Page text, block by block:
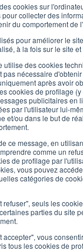
cookies sur
collecter des
du comportement de
pour améliorer le
à la fois sur le site
utilise des cookies
pas nécessaire
après avoir
cookies de profilage
publicitaires en
par l'utilisateur lui-
et/ou dans le but de
ce message, en
comme un
de profilage par
vous pouvez
catégories de
refuser", seuls les
parties du site
accepter", vous
tous les cookies de
Magasin:
Lundi /
8:30-12:00 - 13:30-
LIENS UTILES
vous à notre
Travaillez avec
emballages
transformation
À JOUR
SUIVEZ-NOUS